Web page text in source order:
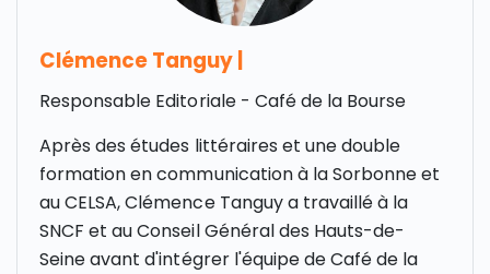
Clémence Tanguy
Responsable Editoriale - Café de la Bourse
Après des études littéraires et une double
formation en communication à la Sorbonne et
au CELSA, Clémence Tanguy a travaillé à la
SNCF et au Conseil Général des Hauts-de-
Seine avant d'intégrer l'équipe de Café de la